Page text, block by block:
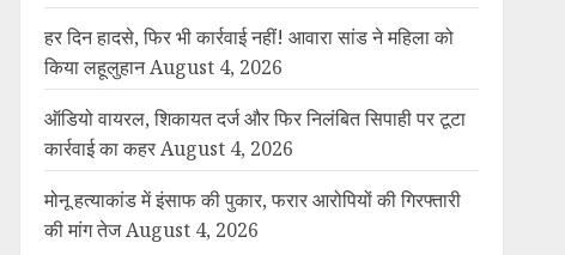
हर दिन हादसे, फिर भी कार्रवाई नहीं! आवारा सांड ने महिला को
किया लहूलुहान August 4, 2026
ऑडियो वायरल, शिकायत दर्ज और फिर निलंबित सिपाही पर टूटा
कार्रवाई का कहर August 4, 2026
मोनू हत्याकांड में इंसाफ की पुकार, फरार आरोपियों की गिरफ्तारी
की मांग तेज August 4, 2026